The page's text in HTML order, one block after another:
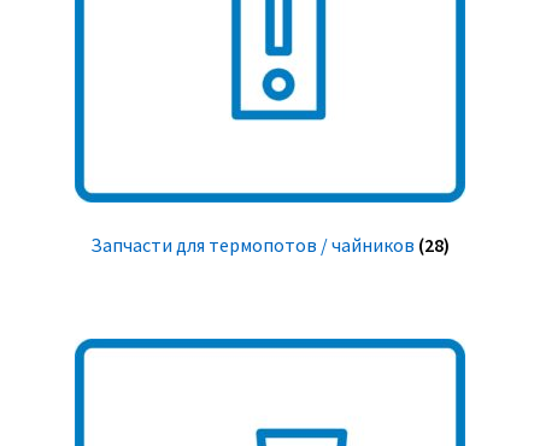
Запчасти для термопотов / чайников (28)